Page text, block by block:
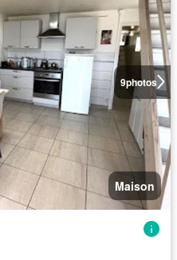
9photos
Maison